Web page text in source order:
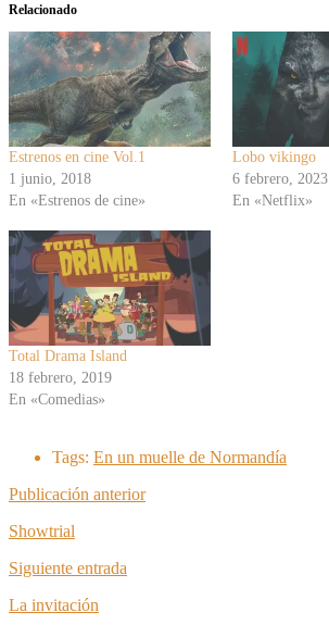
Relacionado
Estrenos en cine Vol.1
1 junio, 2018
En «Estrenos de cine»
Lobo vikingo
6 febrero, 2023
En «Netflix»
Total Drama Island
18 febrero, 2019
En «Comedias»
Tags: En un muelle de Normandía
Publicación anterior
Showtrial
Siguiente entrada
La invitación